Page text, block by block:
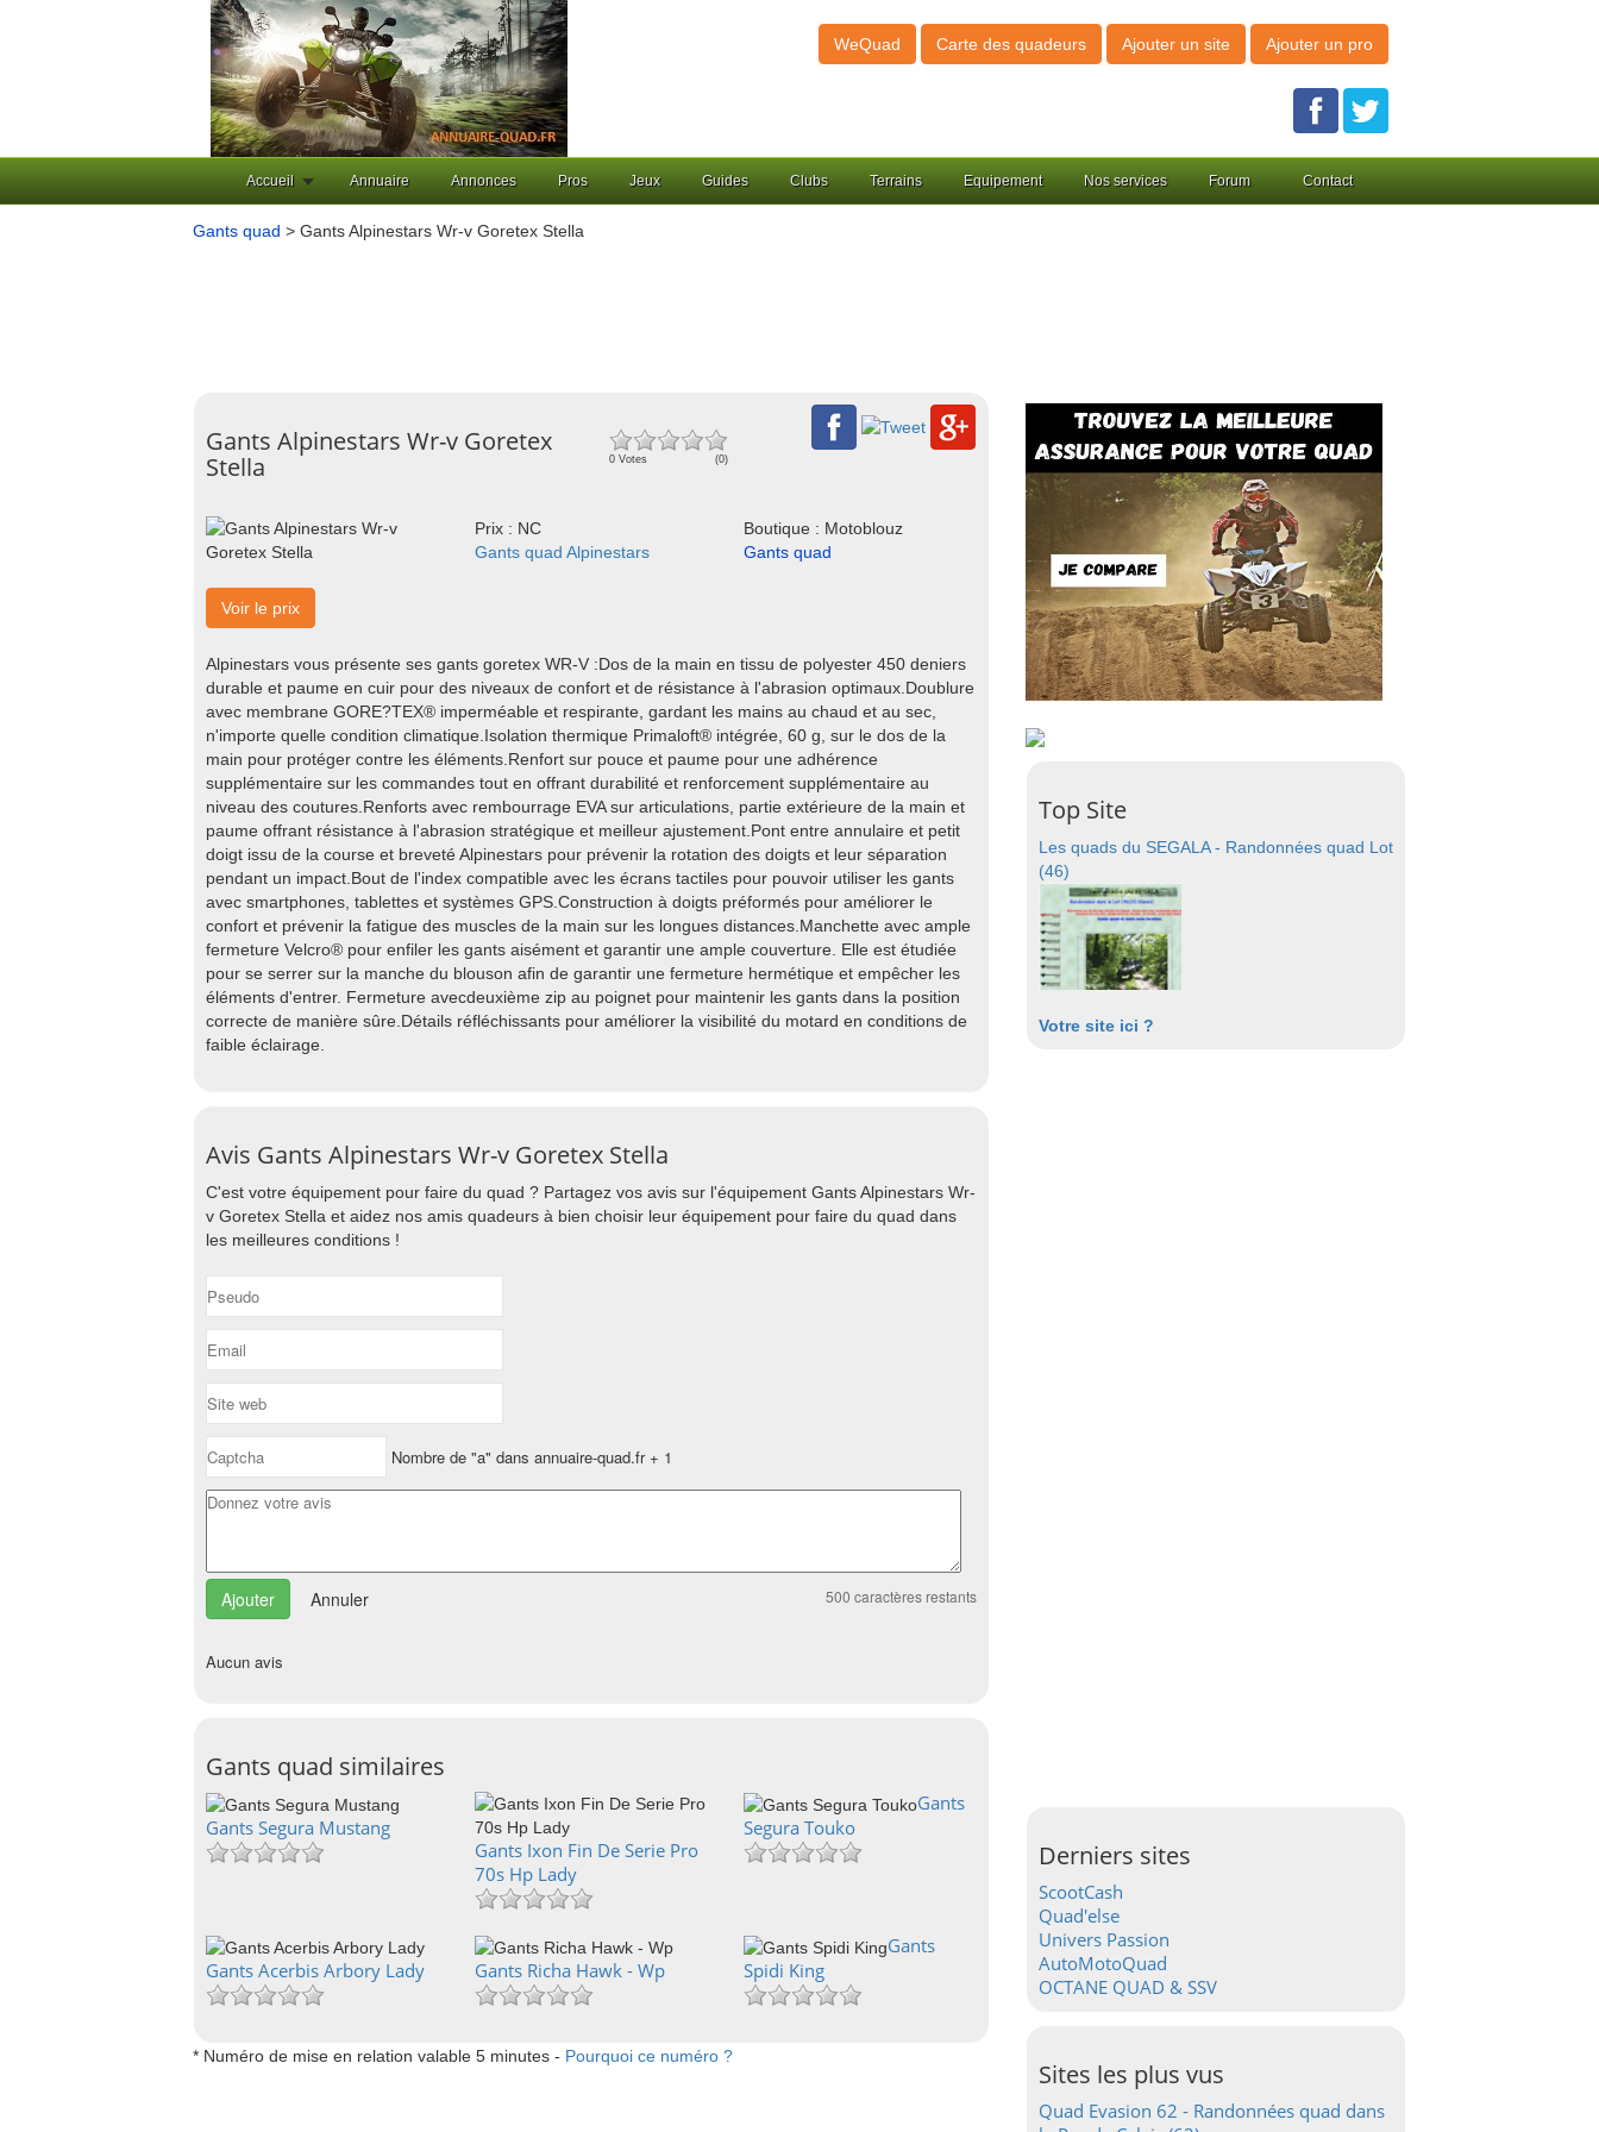
WeQuad Carte des quadeurs Ajouter un site Ajouter un pro
Accueil Annuaire Annonces Pros Jeux Guides Clubs Terrains Equipement Nos services Forum Contact
Gants quad > Gants Alpinestars Wr-v Goretex Stella
Gants Alpinestars Wr-v Goretex
Stella
0 Votes (0)
Prix : NC
Boutique : Motoblouz
Gants quad Alpinestars
Gants quad
Voir le prix
Alpinestars vous présente ses gants goretex WR-V :Dos de la main en tissu de polyester 450 deniers
durable et paume en cuir pour des niveaux de confort et de résistance à l'abrasion optimaux.Doublure
avec membrane GORE?TEX® imperméable et respirante, gardant les mains au chaud et au sec,
n'importe quelle condition climatique.Isolation thermique Primaloft® intégrée, 60 g, sur le dos de la
main pour protéger contre les éléments.Renfort sur pouce et paume pour une adhérence
supplémentaire sur les commandes tout en offrant durabilité et renforcement supplémentaire au
niveau des coutures.Renforts avec rembourrage EVA sur articulations, partie extérieure de la main et
paume offrant résistance à l'abrasion stratégique et meilleur ajustement.Pont entre annulaire et petit
doigt issu de la course et breveté Alpinestars pour prévenir la rotation des doigts et leur séparation
pendant un impact.Bout de l'index compatible avec les écrans tactiles pour pouvoir utiliser les gants
avec smartphones, tablettes et systèmes GPS.Construction à doigts préformés pour améliorer le
confort et prévenir la fatigue des muscles de la main sur les longues distances.Manchette avec ample
fermeture Velcro® pour enfiler les gants aisément et garantir une ample couverture. Elle est étudiée
pour se serrer sur la manche du blouson afin de garantir une fermeture hermétique et empêcher les
éléments d'entrer. Fermeture avecdeuxième zip au poignet pour maintenir les gants dans la position
correcte de manière sûre.Détails réfléchissants pour améliorer la visibilité du motard en conditions de
faible éclairage.
Avis Gants Alpinestars Wr-v Goretex Stella
C'est votre équipement pour faire du quad ? Partagez vos avis sur l'équipement Gants Alpinestars Wr-
v Goretex Stella et aidez nos amis quadeurs à bien choisir leur équipement pour faire du quad dans
les meilleures conditions !
Nombre de "a" dans annuaire-quad.fr + 1
Annuler 500 caractères restants
Aucun avis
Gants quad similaires
Gants Segura Mustang
Gants Ixon Fin De Serie Pro
70s Hp Lady
Gants
Segura Touko
Gants Acerbis Arbory Lady Gants Richa Hawk - Wp
Gants
Spidi King
* Numéro de mise en relation valable 5 minutes - Pourquoi ce numéro ?
Top Site
Les quads du SEGALA - Randonnées quad Lot
(46)
Votre site ici ?
Derniers sites
ScootCash
Quad'else
Univers Passion
AutoMotoQuad
OCTANE QUAD & SSV
Sites les plus vus
Quad Evasion 62 - Randonnées quad dans